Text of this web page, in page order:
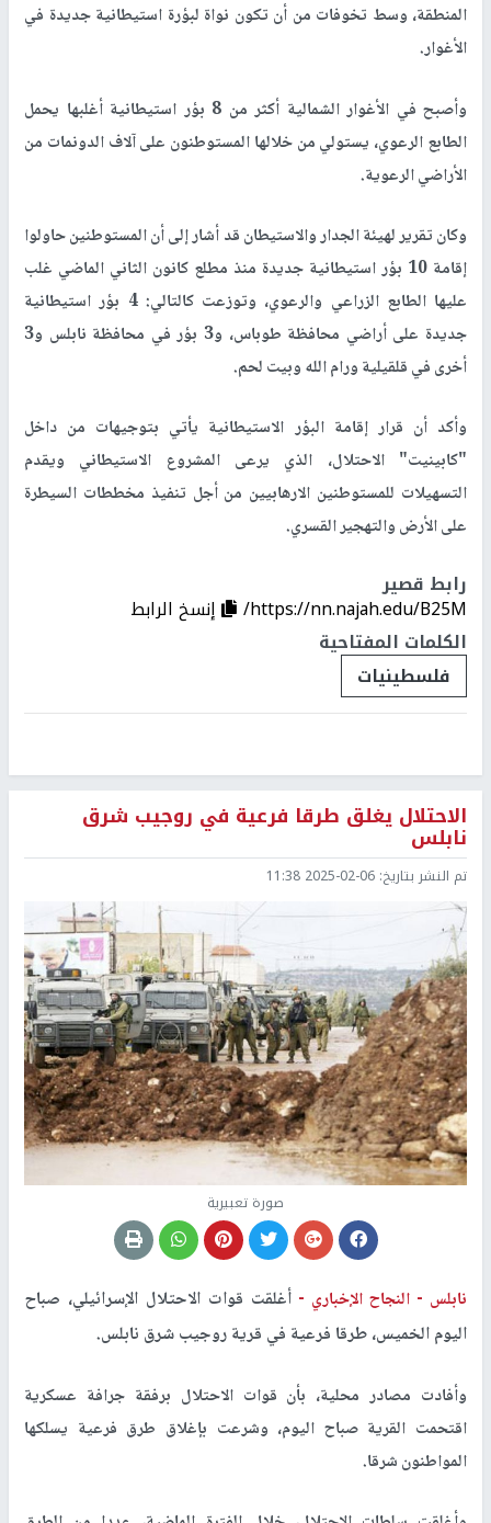
المنطقة، وسط تخوفات من أن تكون نواة لبؤرة استيطانية جديدة في
الأغوار.
وأصبح في الأغوار الشمالية أكثر من 8 بؤر استيطانية أغلبها يحمل
الطابع الرعوي، يستولي من خلالها المستوطنون على آلاف الدونمات من
الأراضي الرعوية.
وكان تقرير لهيئة الجدار والاستيطان قد أشار إلى أن المستوطنين حاولوا
إقامة 10 بؤر استيطانية جديدة منذ مطلع كانون الثاني الماضي غلب
عليها الطابع الزراعي والرعوي، وتوزعت كالتالي: 4 بؤر استيطانية
جديدة على أراضي محافظة طوباس، و3 بؤر في محافظة نابلس و3
أخرى في قلقيلية ورام الله وبيت لحم.
وأكد أن قرار إقامة البؤر الاستيطانية يأتي بتوجيهات من داخل
"كابينيت" الاحتلال، الذي يرعى المشروع الاستيطاني ويقدم
التسهيلات للمستوطنين الارهابيين من أجل تنفيذ مخططات السيطرة
على الأرض والتهجير القسري.
رابط قصير
https://nn.najah.edu/B25M/
إنسخ الرابط
الكلمات المفتاحية
فلسطينيات
الاحتلال يغلق طرقا فرعية في روجيب شرق
نابلس
تم النشر بتاريخ: 2025-02-06 11:38
صورة تعبيرية
نابلس - النجاح الإخباري - أغلقت قوات الاحتلال الإسرائيلي، صباح
اليوم الخميس، طرقا فرعية في قرية روجيب شرق نابلس.
وأفادت مصادر محلية، بأن قوات الاحتلال برفقة جرافة عسكرية
اقتحمت القرية صباح اليوم، وشرعت بإغلاق طرق فرعية يسلكها
المواطنون شرقا.